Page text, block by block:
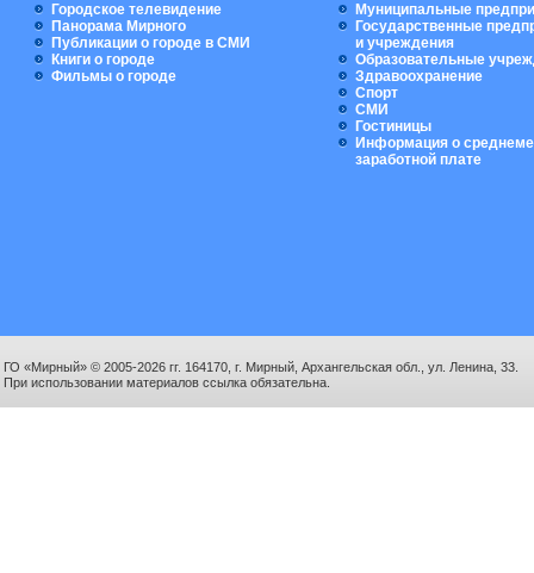
Городское телевидение
Панорама Мирного
Публикации о городе в СМИ
Книги о городе
Фильмы о городе
Муниципальные
Государственные
и учреждения
Образовательные
Здравоохранение
Спорт
СМИ
Гостиницы
Информация о
заработной плате
ГО «Мирный» © 2005-2026 гг. 164170, г. Мирный, Архангельская обл., ул. Ленина, 33.
При использовании материалов ссылка обязательна.